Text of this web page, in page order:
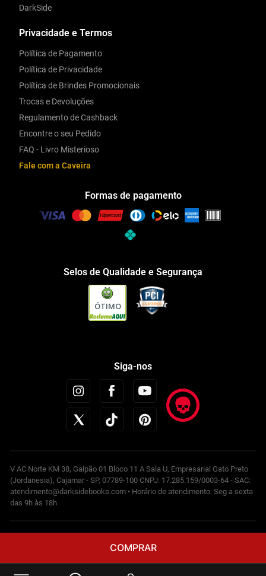
COMPRAR
Privacidade e Termos
Política de Pagamento
Política de Privacidade
Política de Brindes Promocionais
Trocas e Devoluções
Regulamento de Cashback
Encontre o seu Pedido
FAQ - Livro Misterioso
Fale com a Caveira
DarkSide
Formas de pagamento
Selos de Qualidade e Segurança
ÓTIMO
Siga-nos
V AC Norte KM 38, Galpão 01 Bloco 11 A Sala U, Empresarial Gato Preto
(Jordanesia), Cajamar - SP, 07789-100 CNPJ: 17.285.159/0003-64 - SAC:
atendimento@darksidebooks.com • Horário de atendimento: Seg a sexta
das 9h às 18h